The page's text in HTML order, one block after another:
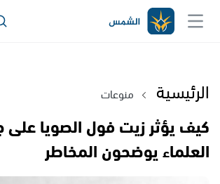
الرئيسية منوعات
كيف يؤثر زيت فول الصويا
العلماء يوضحون المخاطر